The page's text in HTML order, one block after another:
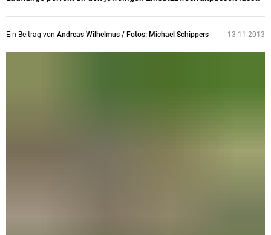
Ein Beitrag von Andreas Wilhelmus / Fotos: Michael Schippers 13.11.2013